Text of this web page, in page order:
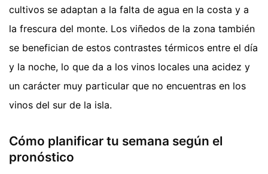
cultivos se adaptan a la falta de agua en la costa y a
la frescura del monte. Los viñedos de la zona también
se benefician de estos contrastes térmicos entre el día
y la noche, lo que da a los vinos locales una acidez y
un carácter muy particular que no encuentras en los
vinos del sur de la isla.
Cómo planificar tu semana según el
pronóstico